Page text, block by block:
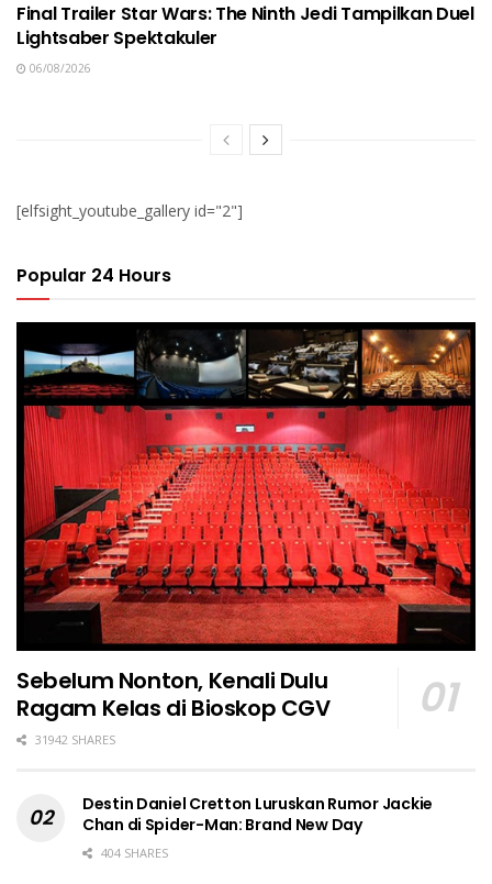
Final Trailer Star Wars: The Ninth Jedi Tampilkan Duel
Lightsaber Spektakuler
06/08/2026
[elfsight_youtube_gallery id="2"]
Popular 24 Hours
Sebelum Nonton, Kenali Dulu
Ragam Kelas di Bioskop CGV
31942 SHARES
Destin Daniel Cretton Luruskan Rumor Jackie
Chan di Spider-Man: Brand New Day
404 SHARES